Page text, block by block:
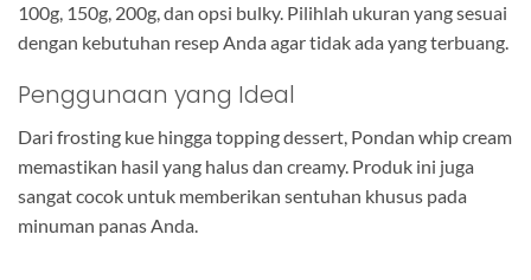
100g, 150g, 200g, dan opsi bulky. Pilihlah ukuran yang sesuai
dengan kebutuhan resep Anda agar tidak ada yang terbuang.
Penggunaan yang Ideal
Dari frosting kue hingga topping dessert, Pondan whip cream
memastikan hasil yang halus dan creamy. Produk ini juga
sangat cocok untuk memberikan sentuhan khusus pada
minuman panas Anda.